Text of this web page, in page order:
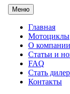
Перейти
содержанию
Меню
Главная
Мотоциклы
О компании
Статьи и
FAQ
Стать
Контакты